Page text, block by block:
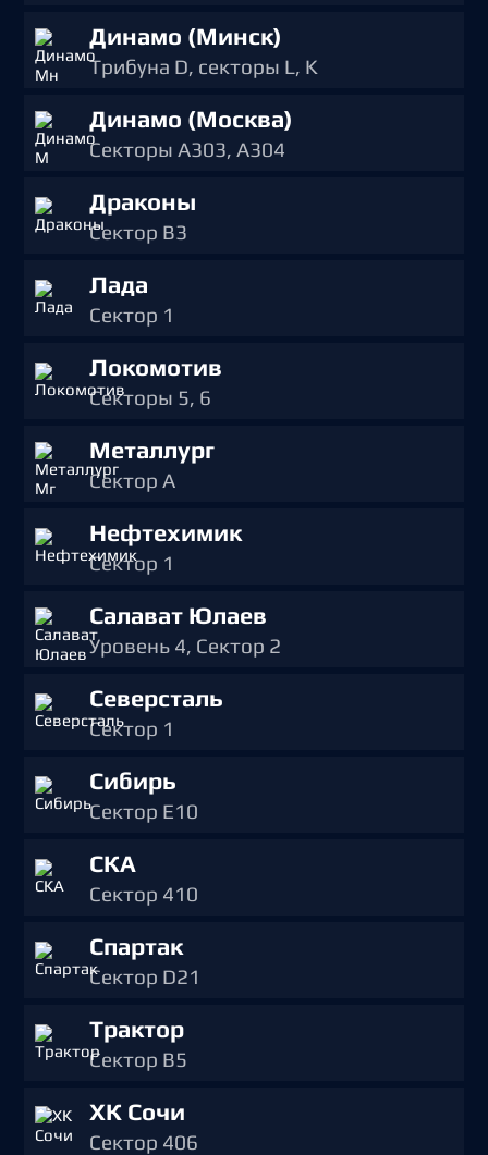
Динамо (Минск)
Трибуна D, секторы L, K
Динамо (Москва)
Секторы А303, А304
Драконы
Сектор B3
Лада
Сектор 1
Локомотив
Секторы 5, 6
Металлург
Сектор А
Нефтехимик
Сектор 1
Салават Юлаев
Уровень 4, Сектор 2
Северсталь
Сектор 1
Сибирь
Сектор E10
СКА
Сектор 410
Спартак
Сектор D21
Трактор
Сектор B5
ХК Сочи
Сектор 406